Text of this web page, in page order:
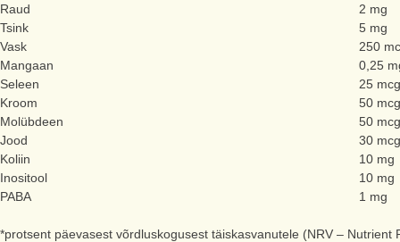
Raud
2 mg
Tsink
5 mg
Vask
250
Mangaan
0,25
Seleen
25 mcg
Kroom
50 mcg
Molübdeen
50 mcg
Jood
30 mcg
Koliin
10 mg
Inositool
10 mg
PABA
1 mg
*protsent päevasest võrdluskogusest täiskasvanutele (NRV – Nutrient